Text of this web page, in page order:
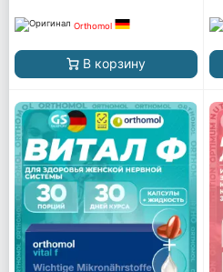
Orthomol
В корзину